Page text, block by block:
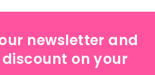
newsletter and
discount on your